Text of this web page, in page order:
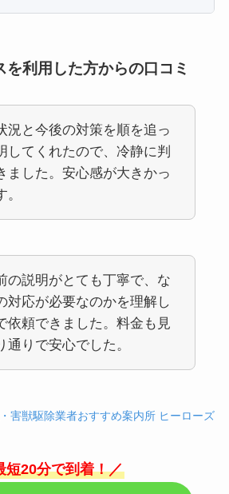
を利用した方からの口コミ
況と今後の対策を順を追っ
してくれたので、冷静に判
ました。安心感が大きかっ
の説明がとても丁寧で、な
対応が必要なのかを理解し
依頼できました。料金も見
通りで安心でした。
害獣駆除業者おすすめ案内所 ヒーローズ
短20分で到着！／